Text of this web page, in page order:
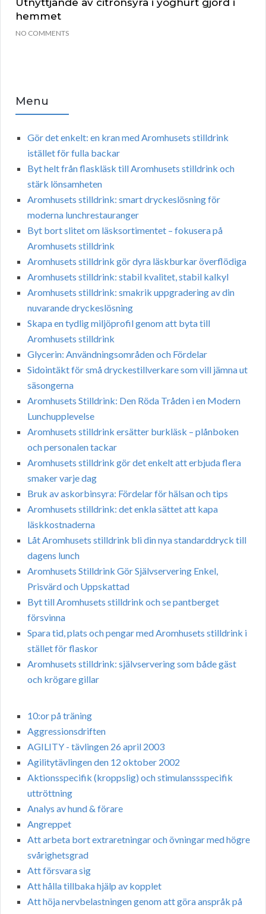
Utnyttjande av citronsyra i yoghurt gjord i
hemmet
NO COMMENTS
Menu
Gör det enkelt: en kran med Aromhusets stilldrink
istället för fulla backar
Byt helt från flaskläsk till Aromhusets stilldrink och
stärk lönsamheten
Aromhusets stilldrink: smart dryckeslösning för
moderna lunchrestauranger
Byt bort slitet om läsksortimentet – fokusera på
Aromhusets stilldrink
Aromhusets stilldrink gör dyra läskburkar överflödiga
Aromhusets stilldrink: stabil kvalitet, stabil kalkyl
Aromhusets stilldrink: smakrik uppgradering av din
nuvarande dryckeslösning
Skapa en tydlig miljöprofil genom att byta till
Aromhusets stilldrink
Glycerin: Användningsområden och Fördelar
Sidointäkt för små dryckestillverkare som vill jämna ut
säsongerna
Aromhusets Stilldrink: Den Röda Tråden i en Modern
Lunchupplevelse
Aromhusets stilldrink ersätter burkläsk – plånboken
och personalen tackar
Aromhusets stilldrink gör det enkelt att erbjuda flera
smaker varje dag
Bruk av askorbinsyra: Fördelar för hälsan och tips
Aromhusets stilldrink: det enkla sättet att kapa
läskkostnaderna
Låt Aromhusets stilldrink bli din nya standarddryck till
dagens lunch
Aromhusets Stilldrink Gör Självservering Enkel,
Prisvärd och Uppskattad
Byt till Aromhusets stilldrink och se pantberget
försvinna
Spara tid, plats och pengar med Aromhusets stilldrink i
stället för flaskor
Aromhusets stilldrink: självservering som både gäst
och krögare gillar
10:or på träning
Aggressionsdriften
AGILITY - tävlingen 26 april 2003
Agilitytävlingen den 12 oktober 2002
Aktionsspecifik (kroppslig) och stimulanssspecifik
uttröttning
Analys av hund & förare
Angreppet
Att arbeta bort extraretningar och övningar med högre
svårighetsgrad
Att försvara sig
Att hålla tillbaka hjälp av kopplet
Att höja nervbelastningen genom att göra anspråk på